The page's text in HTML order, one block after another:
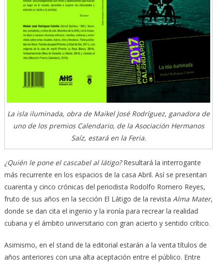
La isla iluminada, obra de Maikel José Rodríguez, ganadora de
uno de los premios Calendario, de la Asociación Hermanos
Saíz, estará en la Feria.
¿Quién le pone el cascabel al látigo?Resultará la interrogante
más recurrente en los espacios de la casa Abril. Así se presentan
cuarenta y cinco crónicas del periodista Rodolfo Romero Reyes,
fruto de sus años en la sección El Látigo de la revista Alma Mater,
donde se dan cita el ingenio y la ironía para recrear la realidad
cubana y el ámbito universitario con gran acierto y sentido crítico.
Asimismo, en el stand de la editorial estarán a la venta títulos de
años anteriores con una alta aceptación entre el público. Entre